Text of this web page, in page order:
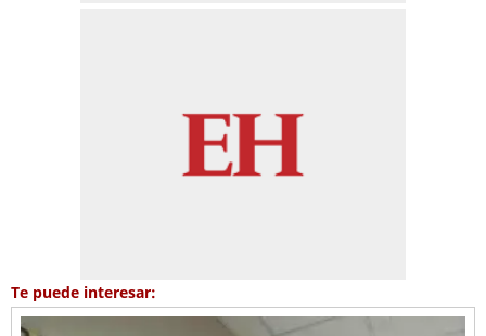
Te puede interesar: